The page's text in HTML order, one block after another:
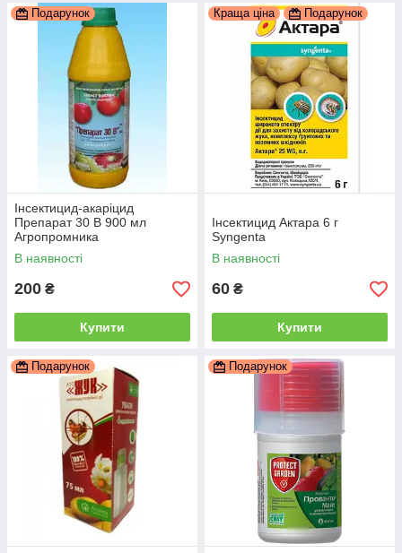
Подарунок
Інсектицид-акаріцид
Препарат 30 В 900 мл
Агропромника
В наявності
200 ₴
Купити
Краща ціна Подарунок
Інсектицид Актара 6 г
Syngenta
В наявності
60 ₴
Купити
Подарунок Подарунок